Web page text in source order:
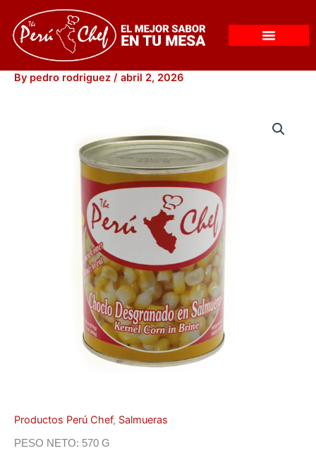
content
By pedro rodriguez / abril 2, 2026
Productos Perú Chef, Salmueras
PESO NETO: 570 G